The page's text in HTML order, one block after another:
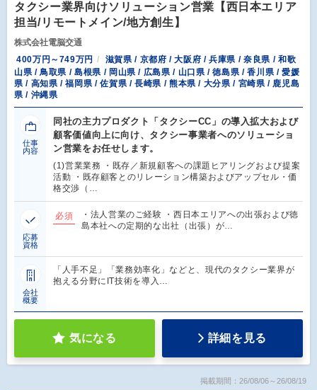
タクシー業界向けソリューション営業【西日本エリア
担当/リモートメイン/地方創生】
株式会社電脳交通
400万円～749万円
滋賀県 / 京都府 / 大阪府 / 兵庫県 / 奈良県 / 和歌
山県 / 鳥取県 / 島根県 / 岡山県 / 広島県 / 山口県 / 徳島県 / 香川県 / 愛媛
県 / 高知県 / 福岡県 / 佐賀県 / 長崎県 / 熊本県 / 大分県 / 宮崎県 / 鹿児島
県 / 沖縄県
仕事
内容
同社の主力プロダクト「タクシーCC」の導入拡大および
顧客価値向上に向け、タクシー事業者へのソリューショ
ン営業をお任せします。
(1)営業業務 ・既存／新規顧客への課題ヒアリングおよび提案
活動 ・既存顧客とのリレーション構築およびアップセル・価
格交渉（…
応募
資格
必須
・法人営業のご経験 ・西日本エリアへの出張および徳
島本社への定期的な出社（出張）が…
会社
概要
「人手不足」「業務効率化」などと、現代のタクシー業界が
抱える分野にIT技術を導入…
気になる 詳細を見る
掲載期間：26/08/06～26/08/19